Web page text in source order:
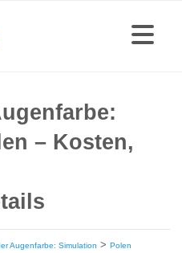
– Kosten,
Augenfarbe: Simulation > Polen